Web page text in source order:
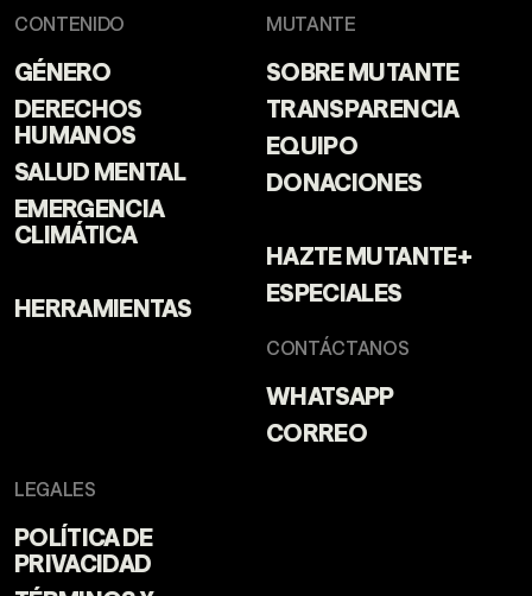
CONTENIDO
GÉNERO
DERECHOS
HUMANOS
SALUD MENTAL
EMERGENCIA
CLIMÁTICA
HERRAMIENTAS
MUTANTE
SOBRE MUTANTE
TRANSPARENCIA
EQUIPO
DONACIONES
HAZTE MUTANTE+
ESPECIALES
CONTÁCTANOS
WHATSAPP
CORREO
LEGALES
POLÍTICA DE
PRIVACIDAD